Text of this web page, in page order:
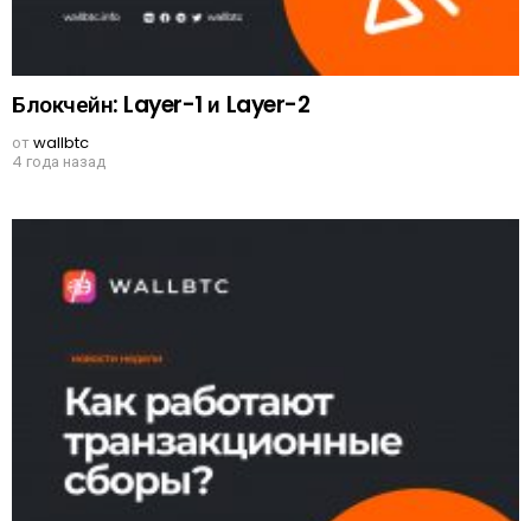
Блокчейн: Layer-1 и Layer-2
отwallbtc
4 года назад